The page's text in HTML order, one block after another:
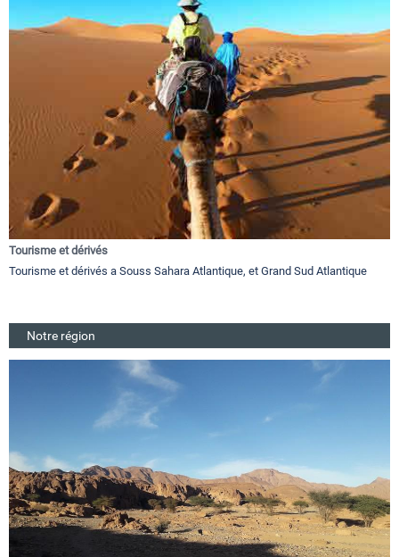
Tourisme et dérivés
Tourisme et dérivés a Souss Sahara Atlantique, et Grand Sud Atlantique
Notre région